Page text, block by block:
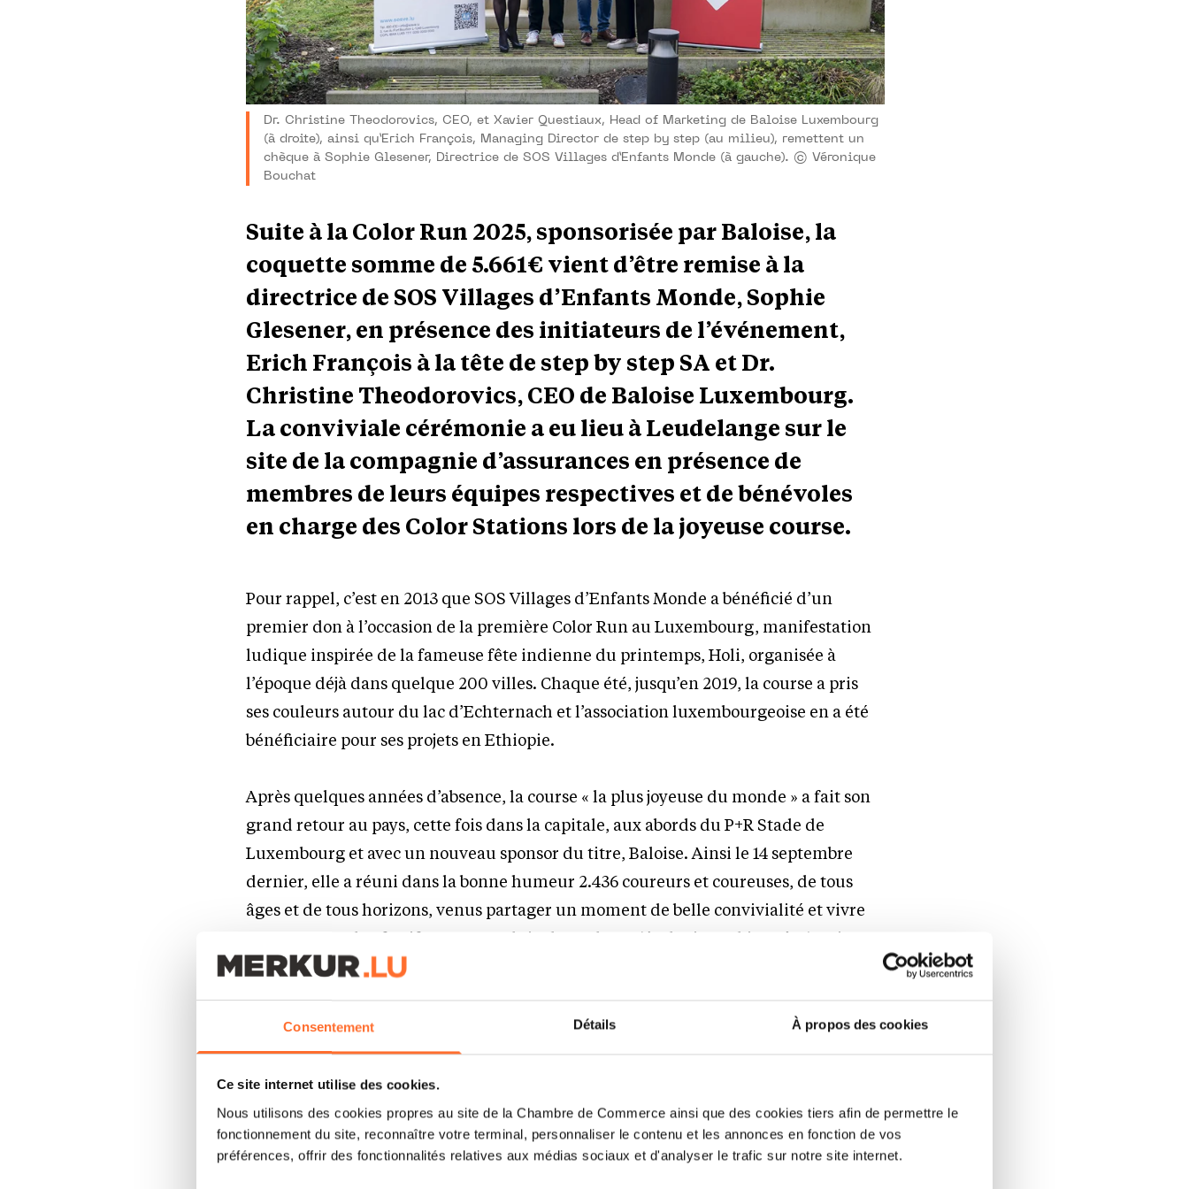
Consentement Détails À propos des cookies
Ce site internet utilise des cookies.
Nous utilisons des cookies propres au site de la Chambre de Commerce ainsi que des cookies tiers afin de permettre le
fonctionnement du site, reconnaître votre terminal, personnaliser le contenu et les annonces en fonction de vos
préférences, offrir des fonctionnalités relatives aux médias sociaux et d'analyser le trafic sur notre site internet.
Dr. Christine Theodorovics, CEO, et Xavier Questiaux, Head of Marketing de Baloise Luxembourg
(à droite), ainsi qu’Erich François, Managing Director de step by step (au milieu), remettent un
chèque à Sophie Glesener, Directrice de SOS Villages d’Enfants Monde (à gauche). © Véronique
Bouchat
Suite à la Color Run 2025, sponsorisée par Baloise, la
coquette somme de 5.661€ vient d’être remise à la
directrice de SOS Villages d’Enfants Monde, Sophie
Glesener, en présence des initiateurs de l’événement,
Erich François à la tête de step by step SA et Dr.
Christine Theodorovics, CEO de Baloise Luxembourg.
La conviviale cérémonie a eu lieu à Leudelange sur le
site de la compagnie d’assurances en présence de
membres de leurs équipes respectives et de bénévoles
en charge des Color Stations lors de la joyeuse course.
Pour rappel, c’est en 2013 que SOS Villages d’Enfants Monde a bénéficié d’un
premier don à l’occasion de la première Color Run au Luxembourg, manifestation
ludique inspirée de la fameuse fête indienne du printemps, Holi, organisée à
l’époque déjà dans quelque 200 villes. Chaque été, jusqu’en 2019, la course a pris
ses couleurs autour du lac d’Echternach et l’association luxembourgeoise en a été
bénéficiaire pour ses projets en Ethiopie.
Après quelques années d’absence, la course « la plus joyeuse du monde » a fait son
grand retour au pays, cette fois dans la capitale, aux abords du P+R Stade de
Luxembourg et avec un nouveau sponsor du titre, Baloise. Ainsi le 14 septembre
dernier, elle a réuni dans la bonne humeur 2.436 coureurs et coureuses, de tous
âges et de tous horizons, venus partager un moment de belle convivialité et vivre
les 5 kms les plus festifs sous une pluie de couleurs (écologiques bien sûr !) qui se
sont abattues après chaque kilomètre parcouru sur les joyeux participant(e)s. Last
but not least, la course a été suivie d’une Color Party animée.
Au-delà de son caractère festif, le rendez-vous était placé sous le signe de la
solidarité. Suite à l’événement, les organisateurs, step by step SA et Baloise ont
invité le 12 novembre des représentantes de SOS Villages d’Enfants Monde dont sa
directrice, Sophie Glesener, pour une sympathique rencontre et la remise d’un
chèque de 5.661€. Une coquette somme qui correspond aux 4.872€ de dons fixes à